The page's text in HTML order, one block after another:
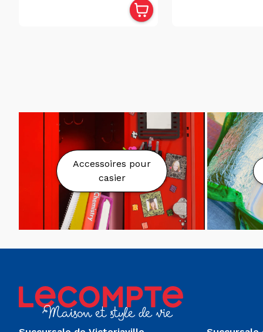
Accessoires pour
casier